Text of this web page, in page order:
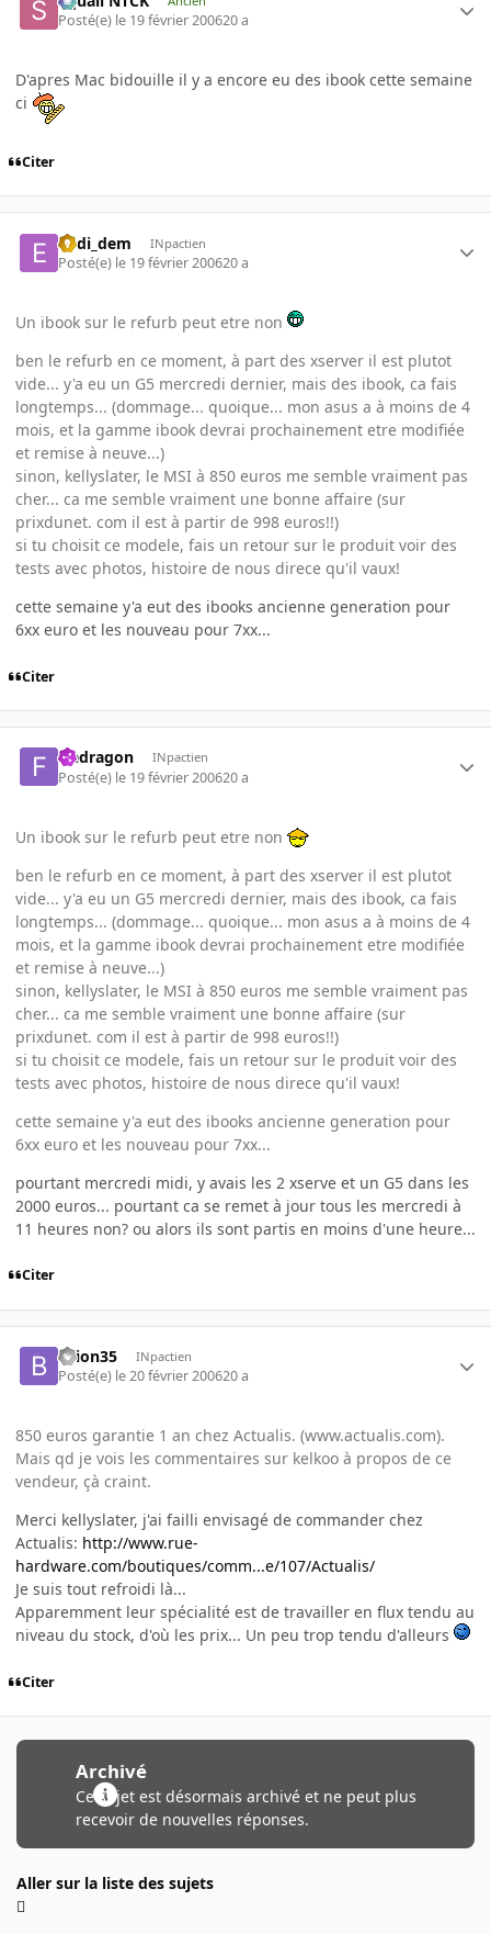
Posté(e) le 19 février 200620 a
D'apres Mac bidouille il y a encore eu des ibook cette semaine
ci
Citer
eddi_dem INpactien
Posté(e) le 19 février 200620 a
Un ibook sur le refurb peut etre non
ben le refurb en ce moment, à part des xserver il est plutot
vide... y'a eu un G5 mercredi dernier, mais des ibook, ca fais
longtemps... (dommage... quoique... mon asus a à moins de 4
mois, et la gamme ibook devrai prochainement etre modifiée
et remise à neuve...)
sinon, kellyslater, le MSI à 850 euros me semble vraiment pas
cher... ca me semble vraiment une bonne affaire (sur
prixdunet. com il est à partir de 998 euros!!)
si tu choisit ce modele, fais un retour sur le produit voir des
tests avec photos, histoire de nous direce qu'il vaux!
cette semaine y'a eut des ibooks ancienne generation pour
6xx euro et les nouveau pour 7xx...
Citer
fredragon INpactien
Posté(e) le 19 février 200620 a
Un ibook sur le refurb peut etre non
ben le refurb en ce moment, à part des xserver il est plutot
vide... y'a eu un G5 mercredi dernier, mais des ibook, ca fais
longtemps... (dommage... quoique... mon asus a à moins de 4
mois, et la gamme ibook devrai prochainement etre modifiée
et remise à neuve...)
sinon, kellyslater, le MSI à 850 euros me semble vraiment pas
cher... ca me semble vraiment une bonne affaire (sur
prixdunet. com il est à partir de 998 euros!!)
si tu choisit ce modele, fais un retour sur le produit voir des
tests avec photos, histoire de nous direce qu'il vaux!
cette semaine y'a eut des ibooks ancienne generation pour
6xx euro et les nouveau pour 7xx...
pourtant mercredi midi, y avais les 2 xserve et un G5 dans les
2000 euros... pourtant ca se remet à jour tous les mercredi à
11 heures non? ou alors ils sont partis en moins d'une heure...
Citer
bzion35 INpactien
Posté(e) le 20 février 200620 a
850 euros garantie 1 an chez Actualis. (www.actualis.com).
Mais qd je vois les commentaires sur kelkoo à propos de ce
vendeur, çà craint.
Merci kellyslater, j'ai failli envisagé de commander chez
Actualis: http://www.rue-
hardware.com/boutiques/comm...e/107/Actualis/
Je suis tout refroidi là...
Apparemment leur spécialité est de travailler en flux tendu au
niveau du stock, d'où les prix... Un peu trop tendu d'alleurs
Citer
Archivé
Ce sujet est désormais archivé et ne peut plus
recevoir de nouvelles réponses.
Aller sur la liste des sujets